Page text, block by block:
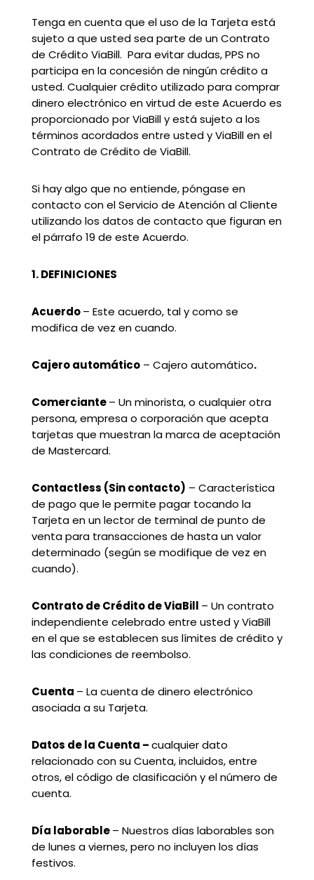
Tenga en cuenta que el uso de la Tarjeta está
sujeto a que usted sea parte de un Contrato
de Crédito ViaBill. Para evitar dudas, PPS no
participa en la concesión de ningún crédito a
usted. Cualquier crédito utilizado para comprar
dinero electrónico en virtud de este Acuerdo es
proporcionado por ViaBill y está sujeto a los
términos acordados entre usted y ViaBill en el
Contrato de Crédito de ViaBill.
Si hay algo que no entiende, póngase en
contacto con el Servicio de Atención al Cliente
utilizando los datos de contacto que figuran en
el párrafo 19 de este Acuerdo.
1. DEFINICIONES
Acuerdo – Este acuerdo, tal y como se
modifica de vez en cuando.
Cajero automático – Cajero automático.
Comerciante – Un minorista, o cualquier otra
persona, empresa o corporación que acepta
tarjetas que muestran la marca de aceptación
de Mastercard.
Contactless (Sin contacto) – Característica
de pago que le permite pagar tocando la
Tarjeta en un lector de terminal de punto de
venta para transacciones de hasta un valor
determinado (según se modifique de vez en
cuando).
Contrato de Crédito de ViaBill – Un contrato
independiente celebrado entre usted y ViaBill
en el que se establecen sus límites de crédito y
las condiciones de reembolso.
Cuenta – La cuenta de dinero electrónico
asociada a su Tarjeta.
Datos de la Cuenta –cualquier dato
relacionado con su Cuenta, incluidos, entre
otros, el código de clasificación y el número de
cuenta.
Día laborable – Nuestros días laborables son
de lunes a viernes, pero no incluyen los días
festivos.